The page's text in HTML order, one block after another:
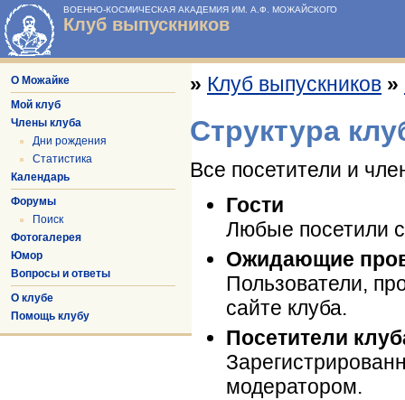
ВОЕННО-КОСМИЧЕСКАЯ АКАДЕМИЯ ИМ. А.Ф. МОЖАЙСКОГО
Клуб выпускников
О Можайке
Мой клуб
Члены клуба
Дни рождения
Статистика
Календарь
Форумы
Поиск
Фотогалерея
Юмор
Вопросы и ответы
О клубе
Помощь клубу
» Клуб выпускников »
Структура
Все посетители и
Гости
Любые посетили
Ожидающие
Пользователи,
сайте клуба.
Посетители
модератором.